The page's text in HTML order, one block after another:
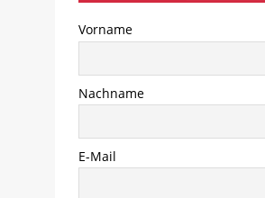
Vorname
Nachname
E-Mail